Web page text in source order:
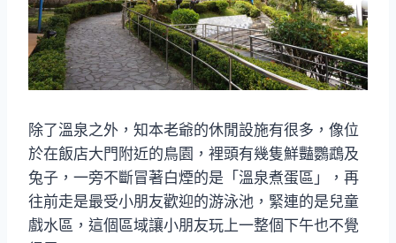
除了溫泉之外，知本老爺的休閒設施有很多，像位
於在飯店大門附近的鳥園，裡頭有幾隻鮮豔鸚鵡及
兔子，一旁不斷冒著白煙的是「溫泉煮蛋區」，再
往前走是最受小朋友歡迎的游泳池，緊連的是兒童
戲水區，這個區域讓小朋友玩上一整個下午也不覺